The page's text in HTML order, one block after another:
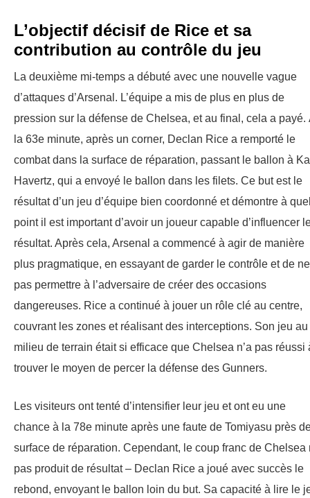
L’objectif décisif de Rice et sa
contribution au contrôle du jeu
La deuxième mi-temps a débuté avec une nouvelle vague
d’attaques d’Arsenal. L’équipe a mis de plus en plus de
pression sur la défense de Chelsea, et au final, cela a payé.
la 63e minute, après un corner, Declan Rice a remporté le
combat dans la surface de réparation, passant le ballon à
Havertz, qui a envoyé le ballon dans les filets. Ce but est le
résultat d’un jeu d’équipe bien coordonné et démontre à
point il est important d’avoir un joueur capable d’influencer
résultat. Après cela, Arsenal a commencé à agir de manière
plus pragmatique, en essayant de garder le contrôle et de ne
pas permettre à l’adversaire de créer des occasions
dangereuses. Rice a continué à jouer un rôle clé au centre,
couvrant les zones et réalisant des interceptions. Son jeu au
milieu de terrain était si efficace que Chelsea n’a pas réussi
trouver le moyen de percer la défense des Gunners.
Les visiteurs ont tenté d’intensifier leur jeu et ont eu une
chance à la 78e minute après une faute de Tomiyasu près
surface de réparation. Cependant, le coup franc de Chelsea
pas produit de résultat – Declan Rice a joué avec succès le
rebond, envoyant le ballon loin du but. Sa capacité à lire le